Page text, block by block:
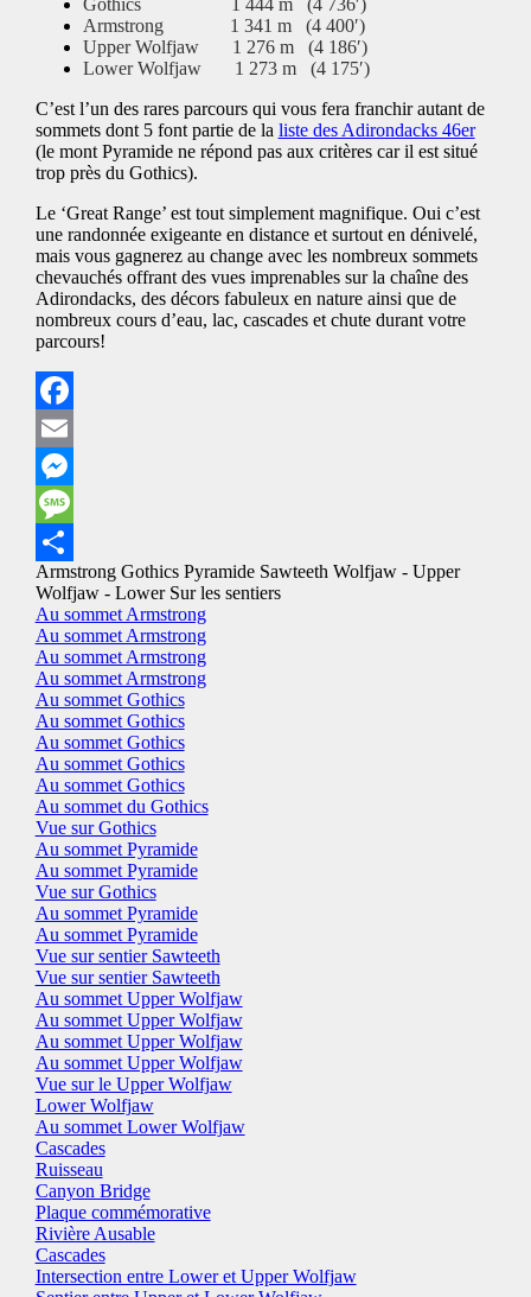
Gothics 1 444 m (4 736′)
Armstrong 1 341 m (4 400′)
Upper Wolfjaw 1 276 m (4 186′)
Lower Wolfjaw 1 273 m (4 175′)
C’est l’un des rares parcours qui vous fera franchir autant de
sommets dont 5 font partie de la liste des Adirondacks 46er
(le mont Pyramide ne répond pas aux critères car il est situé
trop près du Gothics).
Le ‘Great Range’ est tout simplement magnifique. Oui c’est
une randonnée exigeante en distance et surtout en dénivelé,
mais vous gagnerez au change avec les nombreux sommets
chevauchés offrant des vues imprenables sur la chaîne des
Adirondacks, des décors fabuleux en nature ainsi que de
nombreux cours d’eau, lac, cascades et chute durant votre
parcours!
Facebook
Email
Messenger
Message
Share
Armstrong Gothics Pyramide Sawteeth Wolfjaw - Upper
Wolfjaw - Lower Sur les sentiers
Au sommet Armstrong
Au sommet Armstrong
Au sommet Armstrong
Au sommet Armstrong
Au sommet Gothics
Au sommet Gothics
Au sommet Gothics
Au sommet Gothics
Au sommet Gothics
Au sommet du Gothics
Vue sur Gothics
Au sommet Pyramide
Au sommet Pyramide
Vue sur Gothics
Au sommet Pyramide
Au sommet Pyramide
Vue sur sentier Sawteeth
Vue sur sentier Sawteeth
Au sommet Upper Wolfjaw
Au sommet Upper Wolfjaw
Au sommet Upper Wolfjaw
Au sommet Upper Wolfjaw
Vue sur le Upper Wolfjaw
Lower Wolfjaw
Au sommet Lower Wolfjaw
Cascades
Ruisseau
Canyon Bridge
Plaque commémorative
Rivière Ausable
Cascades
Intersection entre Lower et Upper Wolfjaw